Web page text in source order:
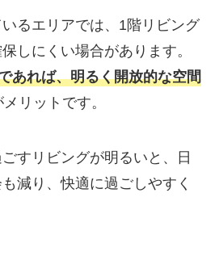
るエリアでは、1階リビング
しにくい場合があります。
あれば、明るく開放的な空間
リットです。
すリビングが明るいと、日
減り、快適に過ごしやすく